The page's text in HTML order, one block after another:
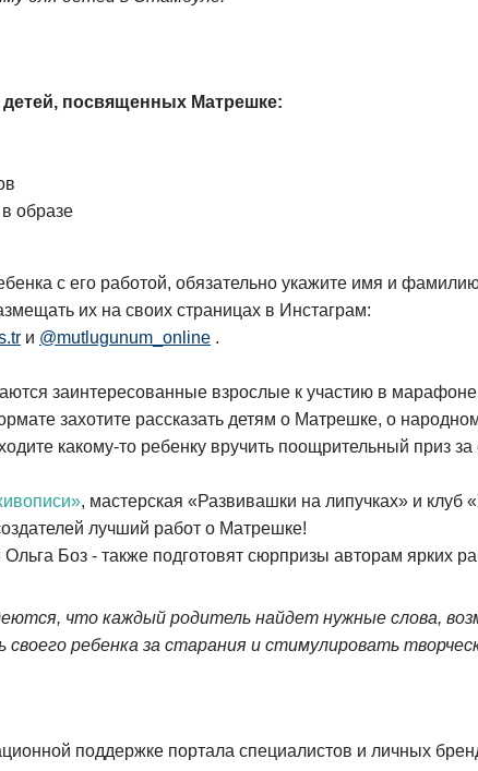
посвященных Матрешке:
образе
с его работой, обязательно укажите имя и
их на своих страницах в Инстаграм:
и @mutlugunum_online .
заинтересованные взрослые к участию в
захотите рассказать детям о Матрешке, о
какому-то ребенку вручить поощрительный приз за
, мастерская «Развивашки на липучках» и клуб
лучший работ о Матрешке!
Ольга Боз - также подготовят сюрпризы авторам ярких
что каждый родитель найдет нужные слова,
ребенка за старания и стимулировать
поддержке портала специалистов и личных